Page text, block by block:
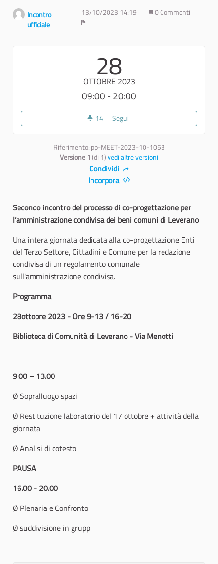
Incontro
ufficiale
13/10/2023 14:19
0 Commenti
28
OTTOBRE 2023
09:00 - 20:00
14 14 sostenitori
Segui
Riferimento: pp-MEET-2023-10-1053
Versione 1 (di 1)vedi altre versioni
Condividi
Incorpora
Secondo incontro del processo di co-progettazione per
l’amministrazione condivisa dei beni comuni di Leverano
Una intera giornata dedicata alla co-progettazione Enti
del Terzo Settore, Cittadini e Comune per la redazione
condivisa di un regolamento comunale
sull'amministrazione condivisa.
Programma
28ottobre 2023 - Ore 9-13 / 16-20
Biblioteca di Comunità di Leverano - Via Menotti
9.00 – 13.00
Ø Sopralluogo spazi
Ø Restituzione laboratorio del 17 ottobre + attività della
giornata
Ø Analisi di cotesto
PAUSA
16.00 - 20.00
Ø Plenaria e Confronto
Ø suddivisione in gruppi